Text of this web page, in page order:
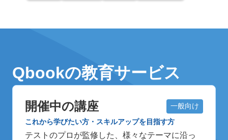
Qbookの教育サービス
開催中の講座
一般向け
これから学びたい方・スキルアップを目指す方
テストのプロが監修した、様々なテーマに沿っ